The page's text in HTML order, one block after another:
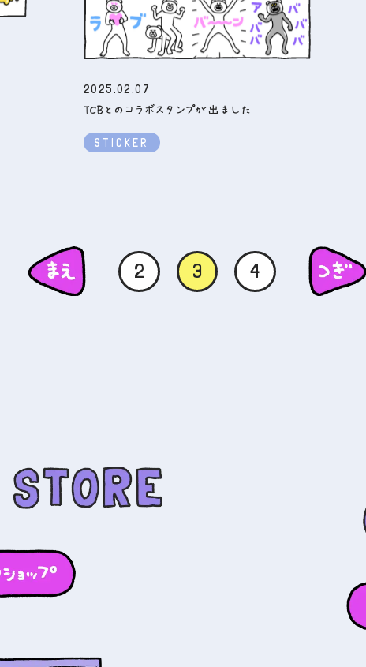
2025.02.07
TCBとのコラボスタンプが出ました
STICKER
2 3 4